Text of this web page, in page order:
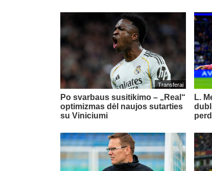
Transferai
Po svarbaus susitikimo – „Real“
optimizmas dėl naujos sutarties
su Viniciumi
L.